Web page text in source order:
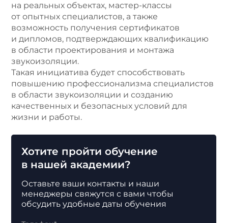
на реальных объектах, мастер-классы
от опытных специалистов, а также
возможность получения сертификатов
и дипломов, подтверждающих квалификацию
в области проектирования и монтажа
звукоизоляции.
Такая инициатива будет способствовать
повышению профессионализма специалистов
в области звукоизоляции и созданию
качественных и безопасных условий для
жизни и работы.
Хотите пройти обучение
в нашей академии?
Оставьте ваши контакты и наши
менеджеры свяжутся с вами чтобы
обсудить удобные даты обучения